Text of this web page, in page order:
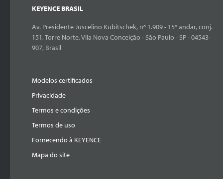
KEYENCE BRASIL
Av. Presidente Juscelino Kubitschek, nº 1.909 - 15º andar, conj.
151, Torre Norte, Vila Nova Conceição - São Paulo - SP - 04543-
907, Brasil
Modelos certificados
Privacidade
Termos e condições
Termos de uso
Fornecendo à KEYENCE
Mapa do site